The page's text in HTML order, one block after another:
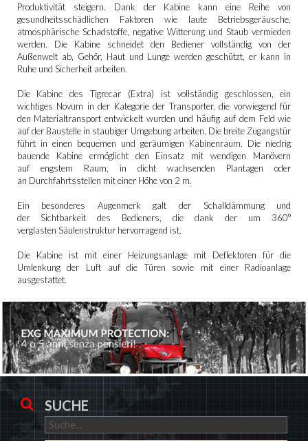
Produktivität steigern. Dank der Kabine kann eine Reihe von
gesundheitsschädlichen Faktoren wie laute Betriebsgeräusche,
atmosphärische Schadstoffe, negative Witterung und Staub vermieden
werden. Die Kabine schneidet den Bediener vollständig von der
Außenwelt ab, Gehör, Haut und Lunge werden geschützt, er kann in
Ruhe und Sicherheit arbeiten.
Die Kabine des Tigrecar (Extra) ist vollständig geschlossen, ein
wichtiges Novum in der Kategorie der Transporter, die vorwiegend für
den Materialtransport entwickelt wurden und häufig auf dem Feld wie
auf der Baustelle in staubiger Umgebung arbeiten. Die breite Zugangstür
führt in einen bequemen und geräumigen Kabinenraum. Die niedrig
bauende Kabine ermöglicht den Einsatz mit wendigen Manövern
auf engstem Raum, in dicht wachsenden Plantagen oder
an Durchfahrtsstellen mit einer Höhe von 2 m.
Ein besonderes Augenmerk galt der Schalldämmung und
der Sichtbarkeit des Bedieners, die dank der um 360°
verglasten Säulenstruktur hervorragend ist.
Die Kabine ist mit einer Heizungsanlage mit Deflektoren für die
Umlenkung der Luft auf die Türen sowie mit einer Radioanlage
ausgestattet.
SUCHE